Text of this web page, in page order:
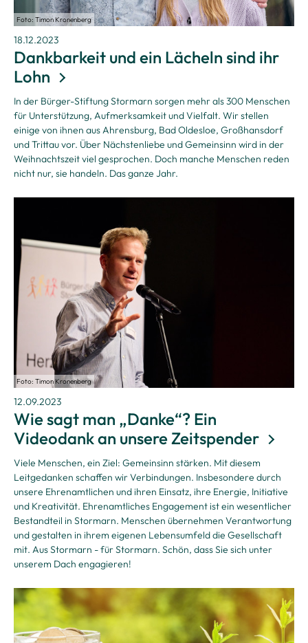
Foto: Timon Kronenberg
18.12.2023
Dankbarkeit und ein Lächeln sind ihr
Lohn
In der Bürger-Stiftung Stormarn sorgen mehr als 300 Menschen
für Unterstützung, Aufmerksamkeit und Vielfalt. Wir stellen
einige von ihnen aus Ahrensburg, Bad Oldesloe, Großhansdorf
und Trittau vor. Über Nächstenliebe und Gemeinsinn wird in der
Weihnachtszeit viel gesprochen. Doch manche Menschen reden
nicht nur, sie handeln. Das ganze Jahr.
Foto: Timon Kronenberg
12.09.2023
Wie sagt man „Danke“? Ein
Videodank an unsere Zeitspender
Viele Menschen, ein Ziel: Gemeinsinn stärken. Mit diesem
Leitgedanken schaffen wir Verbindungen. Insbesondere durch
unsere Ehrenamtlichen und ihren Einsatz, ihre Energie, Initiative
und Kreativität. Ehrenamtliches Engagement ist ein wesentlicher
Bestandteil in Stormarn. Menschen übernehmen Verantwortung
und gestalten in ihrem eigenen Lebensumfeld die Gesellschaft
mit. Aus Stormarn - für Stormarn. Schön, dass Sie sich unter
unserem Dach engagieren!